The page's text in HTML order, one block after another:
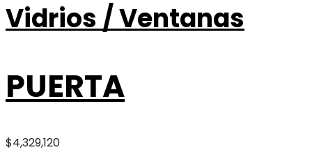
Vidrios / Ventanas
PUERTA
$4,329,120